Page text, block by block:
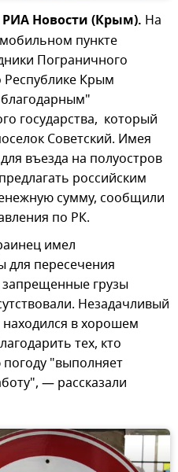
Новости (Крым). На
пункте
Пограничного
Крым
государства, который
Советский. Имея
въезда на полуостров
российским
сумму, сообщили
по РК.
имел
для пересечения
запрещенные грузы
Незадачливый
находился в хорошем
тех, кто
"выполняет
— рассказали